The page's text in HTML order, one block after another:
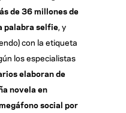
de 36 millones de
palabra selfie, y
con la etiqueta
los especialistas
elaboran de
novela en
social por